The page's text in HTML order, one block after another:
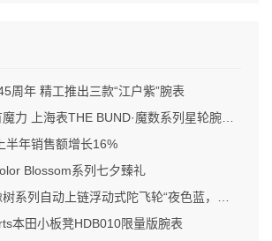
周年 精工推出三款“江户紫”腕表
上海表THE BUND·魔数系列星轮腕表焕新双面登场
半年销售额增长16%
Blossom系列七夕臻礼
自动上链浮动式陀飞轮“夜色蓝，云50”陶瓷腕表
本田小板凳HDB010限量版腕表